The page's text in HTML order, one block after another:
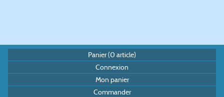
Panier (0 article)
Connexion
Mon panier
Commander